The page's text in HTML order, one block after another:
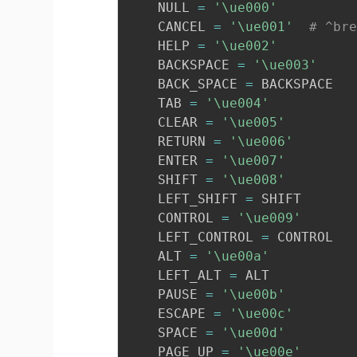
    NULL
=
'\ue000'
    CANCEL
= '\ue001'
#
    HELP
=
'\ue002'
    BACKSPACE
=
'\ue003'
    BACK_SPACE
= BACKSPACE
    TAB
=
'\ue004'
    CLEAR
=
'\ue005'
    RETURN
=
'\ue006'
    ENTER
=
'\ue007'
    SHIFT
=
'\ue008'
    LEFT_SHIFT
= SHIFT
    CONTROL
=
'\ue009'
    LEFT_CONTROL
= CONTROL
    ALT
=
'\ue00a'
    LEFT_ALT
= ALT
    PAUSE
=
'\ue00b'
    ESCAPE
=
'\ue00c'
    SPACE
=
'\ue00d'
    PAGE_UP
= '\ue00e'